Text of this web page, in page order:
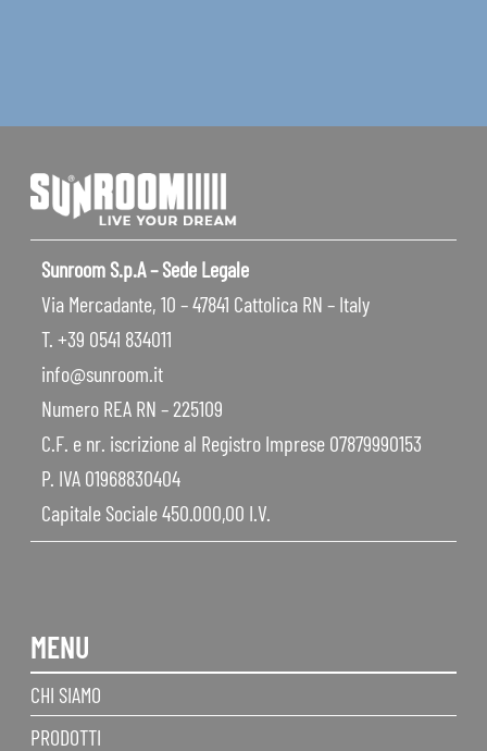
Sunroom S.p.A – Sede Legale
Via Mercadante, 10 – 47841 Cattolica RN – Italy
T. +39 0541 834011
info@sunroom.it
Numero REA RN – 225109
C.F. e nr. iscrizione al Registro Imprese 07879990153
P. IVA 01968830404
Capitale Sociale 450.000,00 I.V.
MENU
CHI SIAMO
PRODOTTI